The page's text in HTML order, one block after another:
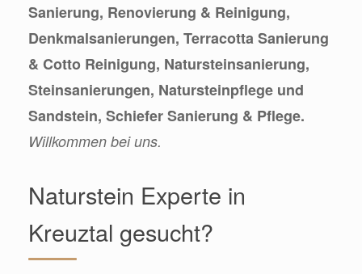
Sanierung, Renovierung & Reinigung,
Denkmalsanierungen, Terracotta Sanierung
& Cotto Reinigung, Natursteinsanierung,
Steinsanierungen, Natursteinpflege und
Sandstein, Schiefer Sanierung & Pflege.
Willkommen bei uns.
Naturstein Experte in
Kreuztal gesucht?